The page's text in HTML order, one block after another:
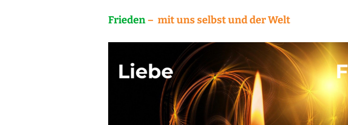
Frieden – mit uns selbst und der Welt